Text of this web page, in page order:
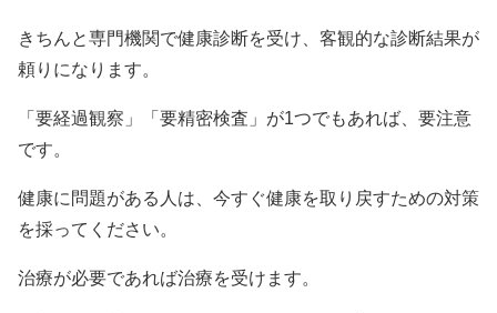
きちんと専門機関で健康診断を受け、客観的な診断結果が
頼りになります。
「要経過観察」「要精密検査」が1つでもあれば、要注意
です。
健康に問題がある人は、今すぐ健康を取り戻すための対策
を採ってください。
治療が必要であれば治療を受けます。